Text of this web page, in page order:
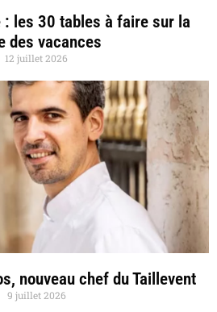
les 30 tables à faire sur la
des vacances
12 juillet 2026
nouveau chef du Taillevent
9 juillet 2026